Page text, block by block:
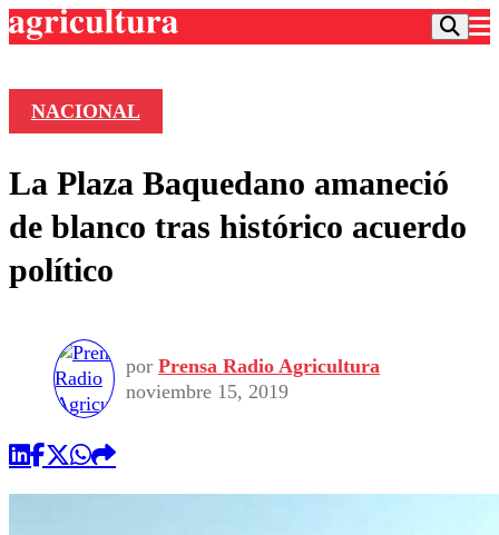
Frecuencias
Agricultura TV
Deportes
Seleccion Chilena
Torneo Internacional
Economía
Internacional
Publicaciones en medios
Opinión
NACIONAL
La Plaza Baquedano amaneció
de blanco tras histórico acuerdo
político
por Prensa Radio Agricultura
noviembre 15, 2019